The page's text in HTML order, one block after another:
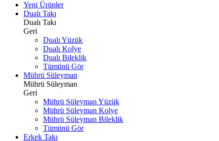
Yeni Ürünler
Dualı Takı
Dualı Takı
Geri
Dualı Yüzük
Dualı Kolye
Dualı Bileklik
Tümünü Gör
Mührü Süleyman
Mührü Süleyman
Geri
Mührü Süleyman Yüzük
Mührü Süleyman Kolye
Mührü Süleyman Bileklik
Tümünü Gör
Erkek Takı